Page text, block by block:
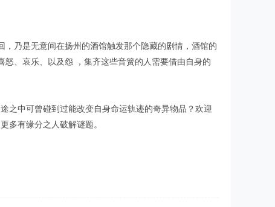
乃是无意间在扬州的酒馆触发那个隐藏的剧情，酒馆的
、哀乐、以及怨 ，集齐这些音簧的人需要借由自身的
之中可曾碰到过能改变自身命运轨迹的奇异物品？欢迎
多有缘分之人破解谜题。